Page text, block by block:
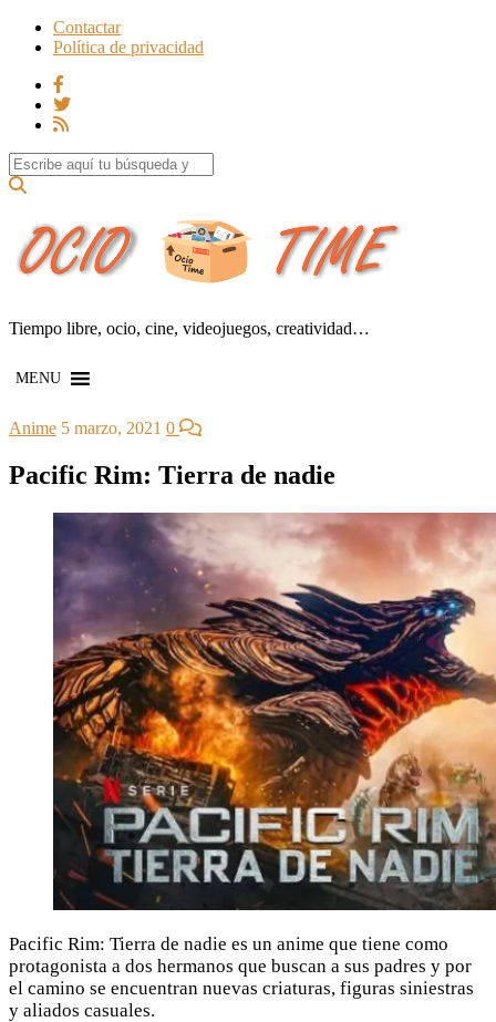
Contactar
Política de privacidad
Search for:
Tiempo libre, ocio, cine, videojuegos, creatividad…
MENU
Anime 5 marzo, 2021 0
Pacific Rim: Tierra de nadie
Pacific Rim: Tierra de nadie es un anime que tiene como
protagonista a dos hermanos que buscan a sus padres y por
el camino se encuentran nuevas criaturas, figuras siniestras
y aliados casuales.